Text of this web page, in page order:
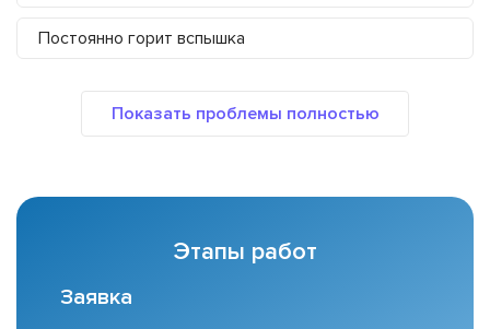
Постоянно горит вспышка
Этапы работ
Заявка